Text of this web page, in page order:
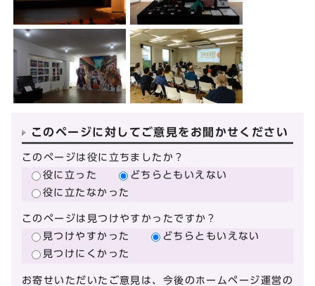
このページに対してご意見をお聞かせください
このページは役に立ちましたか？
役に立った
どちらともいえない
役に立たなかった
このページは見つけやすかったですか？
見つけやすかった
どちらともいえない
見つけにくかった
お寄せいただいたご意見は、今後のホームページ運営の